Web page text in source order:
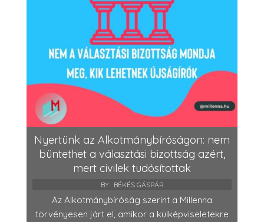
Nyertünk az Alkotmánybíróságon: nem
büntethet a választási bizottság azért,
mert civilek tudósítottak
BY: BÉKÉS GÁSPÁR
Az Alkotmánybíróság szerint a Millenna
törvényesen járt el, amikor a külképviseletekre